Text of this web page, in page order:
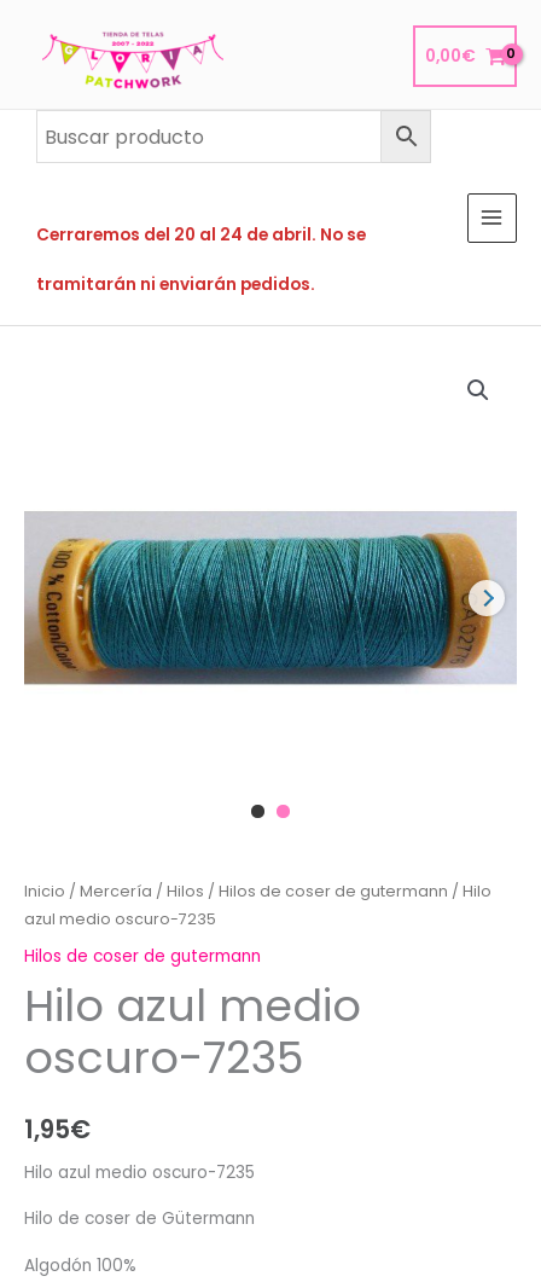
0,00€
Cerraremos del 20 al 24 de abril. No se
tramitarán ni enviarán pedidos.
Inicio / Mercería / Hilos / Hilos de coser de gutermann / Hilo
azul medio oscuro-7235
Hilos de coser de gutermann
Hilo azul medio
oscuro-7235
1,95€
Hilo azul medio oscuro-7235
Hilo de coser de Gütermann
Algodón 100%